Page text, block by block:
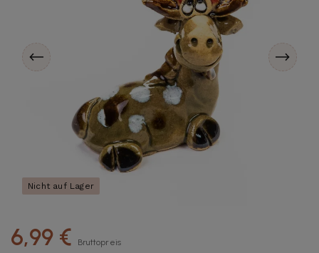
Nicht auf Lager
6,99 € Bruttopreis